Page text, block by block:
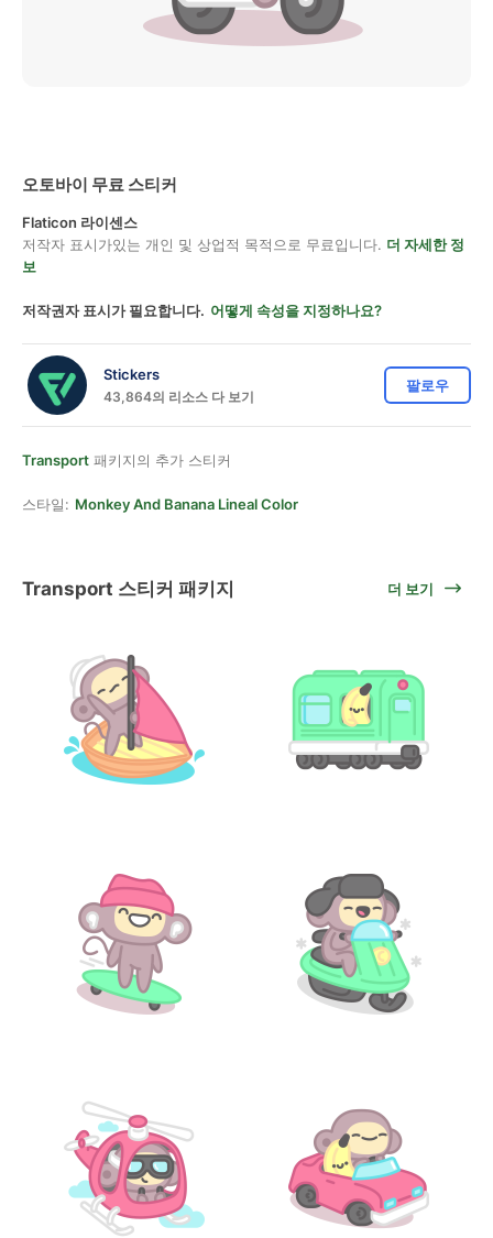
오토바이 무료 스티커
Flaticon 라이센스
저작자 표시가있는 개인 및 상업적 목적으로 무료입니다. 더 자세한 정
보
저작권자 표시가 필요합니다. 어떻게 속성을 지정하나요?
Stickers
43,864의 리소스 다 보기
팔로우
Transport 패키지의 추가 스티커
스타일: Monkey And Banana Lineal Color
Transport 스티커 패키지 더 보기